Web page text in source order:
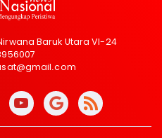
Baruk Utara VI-24